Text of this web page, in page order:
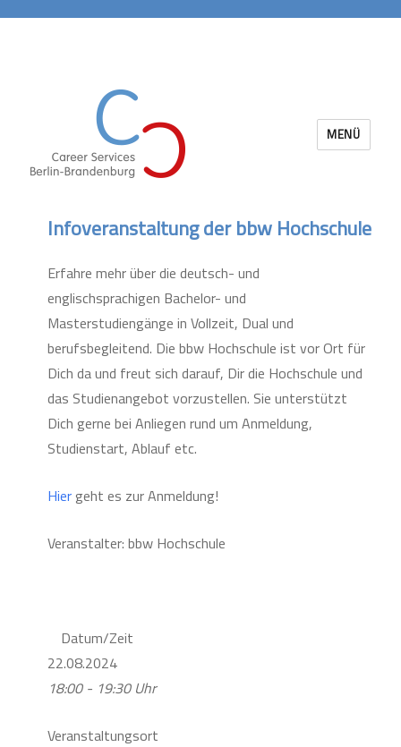
MENÜ
Infoveranstaltung der bbw Hochschule
Erfahre mehr über die deutsch- und
englischsprachigen Bachelor- und
Masterstudiengänge in Vollzeit, Dual und
berufsbegleitend. Die bbw Hochschule ist vor Ort für
Dich da und freut sich darauf, Dir die Hochschule und
das Studienangebot vorzustellen. Sie unterstützt
Dich gerne bei Anliegen rund um Anmeldung,
Studienstart, Ablauf etc.
Hiergeht es zur Anmeldung!
Veranstalter: bbw Hochschule
Datum/Zeit
22.08.2024
18:00 - 19:30 Uhr
Veranstaltungsort